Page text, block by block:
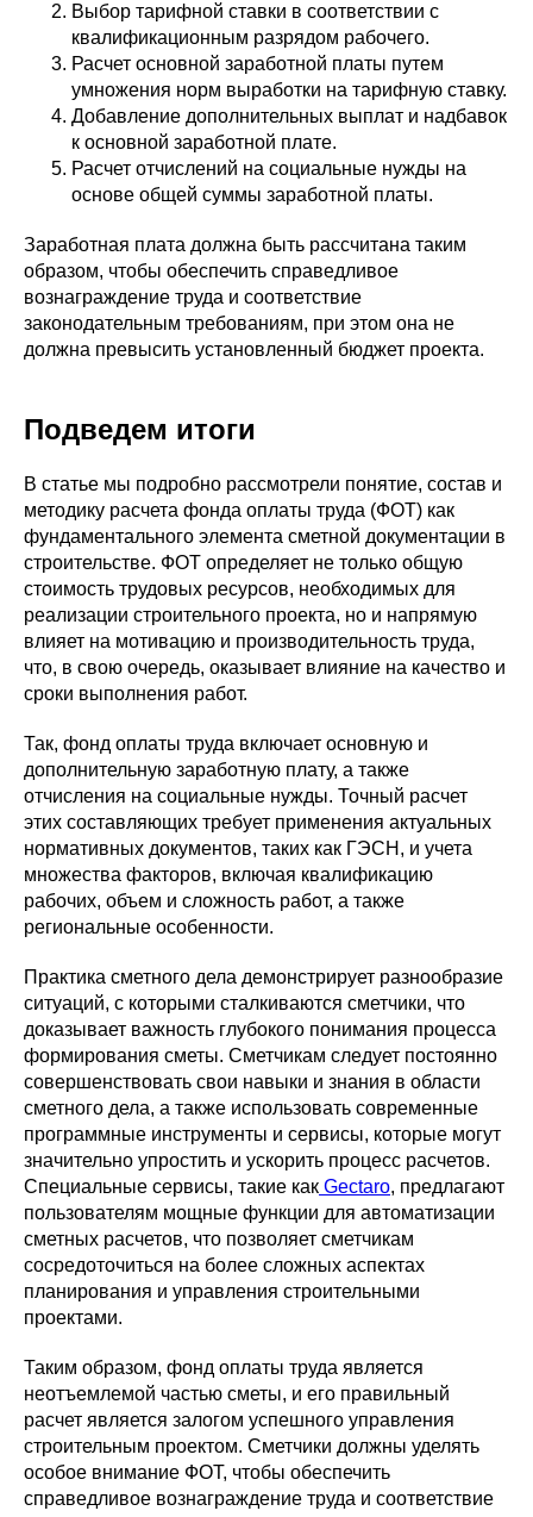
Выбор тарифной ставки в соответствии с
квалификационным разрядом рабочего.
Расчет основной заработной платы путем
умножения норм выработки на тарифную ставку.
Добавление дополнительных выплат и надбавок
к основной заработной плате.
Расчет отчислений на социальные нужды на
основе общей суммы заработной платы.
Заработная плата должна быть рассчитана таким
образом, чтобы обеспечить справедливое
вознаграждение труда и соответствие
законодательным требованиям, при этом она не
должна превысить установленный бюджет проекта.
Подведем итоги
В статье мы подробно рассмотрели понятие, состав и
методику расчета фонда оплаты труда (ФОТ) как
фундаментального элемента сметной документации в
строительстве. ФОТ определяет не только общую
стоимость трудовых ресурсов, необходимых для
реализации строительного проекта, но и напрямую
влияет на мотивацию и производительность труда,
что, в свою очередь, оказывает влияние на качество и
сроки выполнения работ.
Так, фонд оплаты труда включает основную и
дополнительную заработную плату, а также
отчисления на социальные нужды. Точный расчет
этих составляющих требует применения актуальных
нормативных документов, таких как ГЭСН, и учета
множества факторов, включая квалификацию
рабочих, объем и сложность работ, а также
региональные особенности.
Практика сметного дела демонстрирует разнообразие
ситуаций, с которыми сталкиваются сметчики, что
доказывает важность глубокого понимания процесса
формирования сметы. Сметчикам следует постоянно
совершенствовать свои навыки и знания в области
сметного дела, а также использовать современные
программные инструменты и сервисы, которые могут
значительно упростить и ускорить процесс расчетов.
Специальные сервисы, такие как Gectaro, предлагают
пользователям мощные функции для автоматизации
сметных расчетов, что позволяет сметчикам
сосредоточиться на более сложных аспектах
планирования и управления строительными
проектами.
Таким образом, фонд оплаты труда является
неотъемлемой частью сметы, и его правильный
расчет является залогом успешного управления
строительным проектом. Сметчики должны уделять
особое внимание ФОТ, чтобы обеспечить
справедливое вознаграждение труда и соответствие